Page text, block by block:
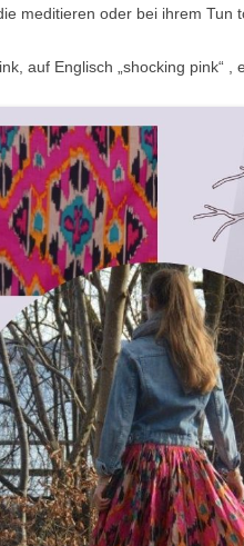
meditieren oder bei ihrem Tun
auf Englisch „shocking pink“